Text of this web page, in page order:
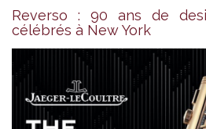
Reverso : 90 ans de
célébrés à New York